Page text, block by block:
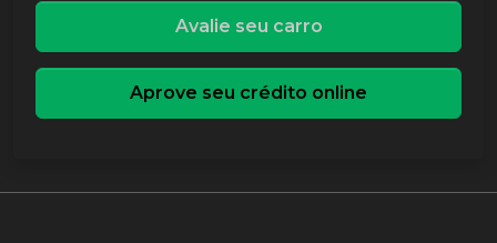
Avalie seu carro
Aprove seu crédito online